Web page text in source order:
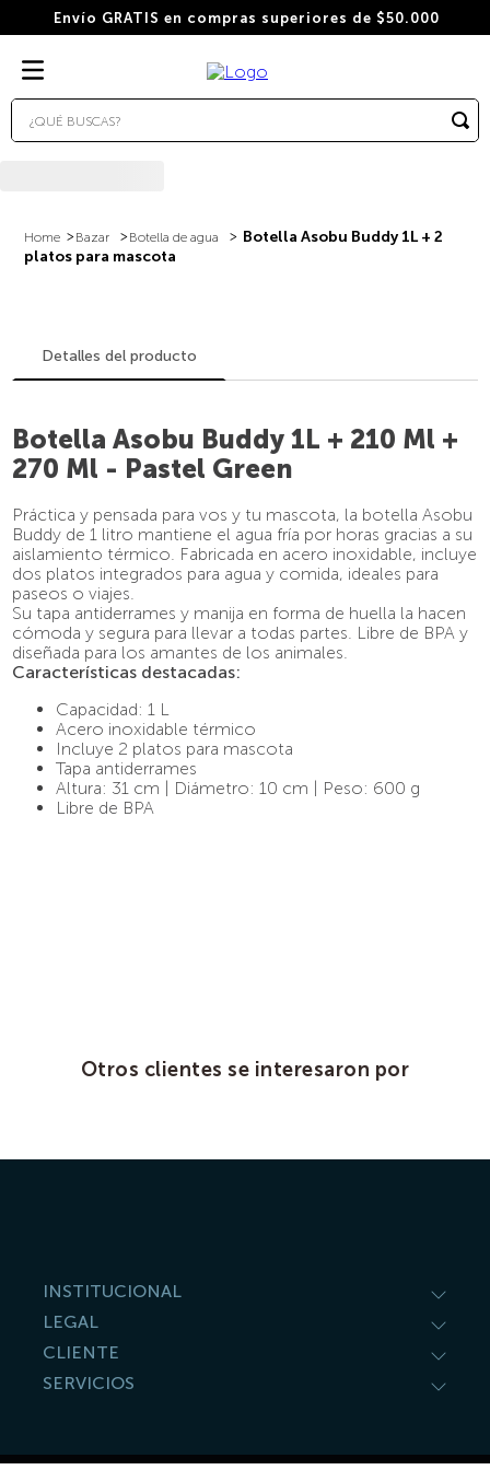
Envío GRATIS en compras superiores de $50.000
¿QUÉ BUSCAS?
Bazar Botella de agua
Botella Asobu Buddy 1L + 2
platos para mascota
Detalles del producto
Botella Asobu Buddy 1L + 210 Ml +
270 Ml - Pastel Green
Práctica y pensada para vos y tu mascota, la botella Asobu
Buddy de 1 litro mantiene el agua fría por horas gracias a su
aislamiento térmico. Fabricada en acero inoxidable, incluye
dos platos integrados para agua y comida, ideales para
paseos o viajes.
Su tapa antiderrames y manija en forma de huella la hacen
cómoda y segura para llevar a todas partes. Libre de BPA y
diseñada para los amantes de los animales.
Características destacadas:
Capacidad: 1 L
Acero inoxidable térmico
Incluye 2 platos para mascota
Tapa antiderrames
Altura: 31 cm | Diámetro: 10 cm | Peso: 600 g
Libre de BPA
Otros clientes se interesaron por
INSTITUCIONAL
LEGAL
CLIENTE
SERVICIOS
2.
combo
5.
cafe grano
7
hudson
8.
cápsulas
9
café molido
10 . pava